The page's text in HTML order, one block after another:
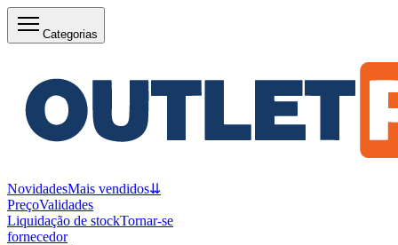
Categorias
NovidadesMais vendidos⇊
PreçoValidades
Liquidação de stockTornar-se
fornecedor